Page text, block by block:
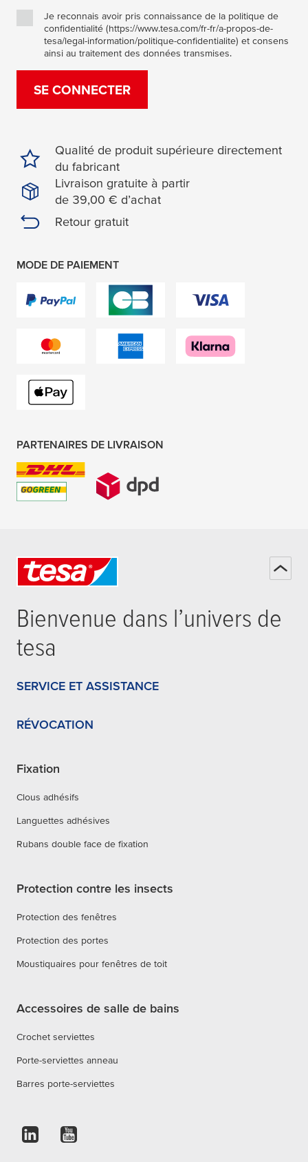
Je reconnais avoir pris connaissance de la politique de
confidentialité (https://www.tesa.com/fr-fr/a-propos-de-
tesa/legal-information/politique-confidentialite) et consens
ainsi au traitement des données transmises.
SE CONNECTER
Qualité de produit supérieure directement
du fabricant
Livraison gratuite à partir
de 39,00 € d’achat
Retour gratuit
MODE DE PAIEMENT
PARTENAIRES DE LIVRAISON
Bienvenue dans l’univers de
tesa
SERVICE ET ASSISTANCE
RÉVOCATION
Fixation
Clous adhésifs
Languettes adhésives
Rubans double face de fixation
Protection contre les insects
Protection des fenêtres
Protection des portes
Moustiquaires pour fenêtres de toit
Accessoires de salle de bains
Crochet serviettes
Porte-serviettes anneau
Barres porte-serviettes